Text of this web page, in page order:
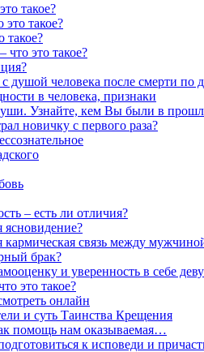
такое?
такое?
такое?
что это такое?
душой человека после смерти по
в человека, признаки
Узнайте, кем Вы были в
новичку с первого раза?
– есть ли отличия?
ясновидение?
кармическая связь между
брак?
и уверенность в себе
это такое?
онлайн
и суть Таинства Крещения
помощь нам оказываемая…
к исповеди и